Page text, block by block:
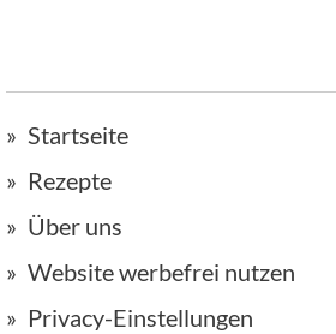
Startseite
Rezepte
Über uns
Website werbefrei nutzen
Privacy-Einstellungen